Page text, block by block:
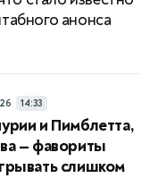
анонса
14:33
и Пимблетта,
— фавориты
слишком